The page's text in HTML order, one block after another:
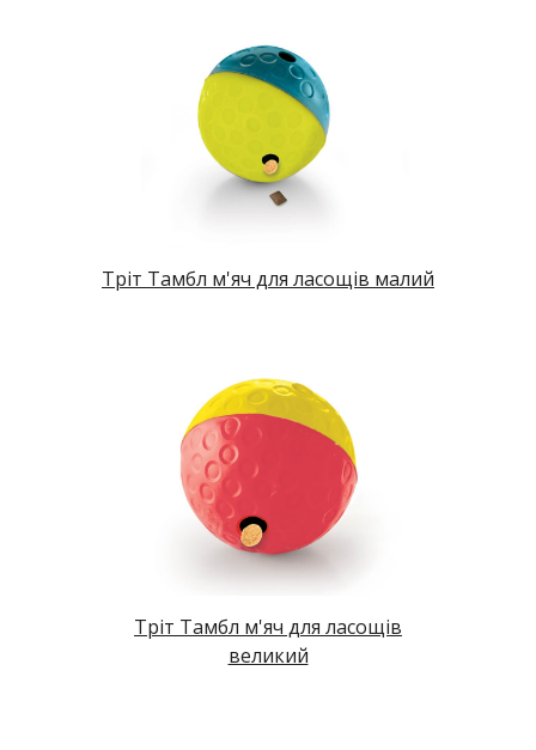
Тріт Тамбл м'яч для ласощів малий
Тріт Тамбл м'яч для ласощів
великий